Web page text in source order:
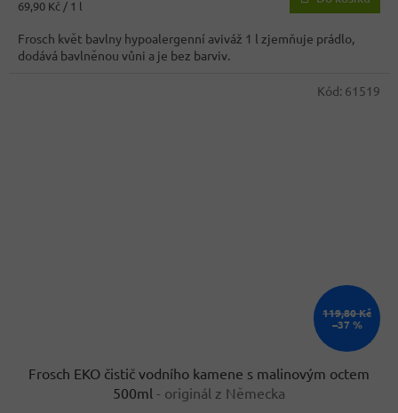
4,2
z
5
hvězdiček.
Měrná
69,90 Kč / 1 l
Frosch květ bavlny hypoalergenní aviváž 1 l zjemňuje prádlo,
dodává bavlněnou vůni a je bez barviv.
119,80 Kč
–37 %
Frosch EKO čistič vodního kamene s malinovým octem
500ml - originál z Německa
Kód: 61519